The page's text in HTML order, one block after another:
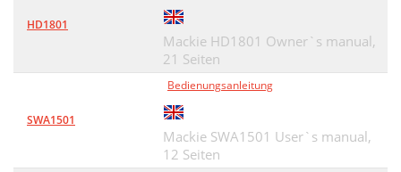
HD1801
Mackie HD1801 Owner`s manual,
21 Seiten
SWA1501
Bedienungsanleitung
Mackie SWA1501 User`s manual,
12 Seiten